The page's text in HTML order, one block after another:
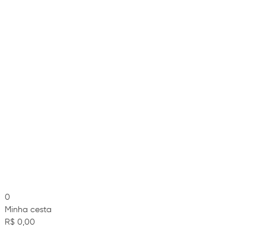
0
Minha cesta
R$ 0,00